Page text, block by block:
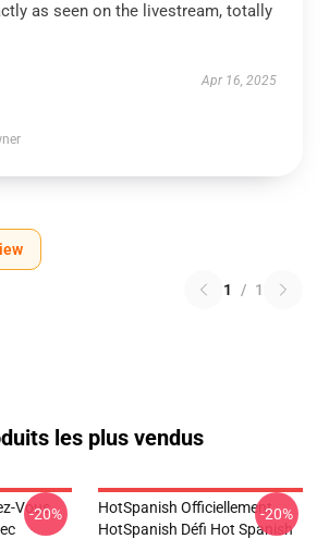
as seen on the livestream, totally
Apr 16, 2025
1 / 1
les plus vendus
Vous
-20%
HotSpanish Officiellement
HotSpanish Défi Hot Spanish
-20%